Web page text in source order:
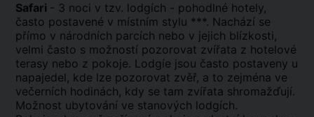
Safari - 3 noci v tzv. lodgích - pohodlné hotely,
často postavené v místním stylu ***. Nachází se
přímo v národních parcích nebo v jejich blízkosti,
velmi často s možností pozorovat zvířata z hotelové
terasy nebo z pokoje. Lodgíe jsou často postaveny u
napajedel, kde lze pozorovat zvěř, a to zejména ve
večerních hodinách, kdy se tam zvířata shromažďují.
Možnost ubytování ve stanových lodgích.